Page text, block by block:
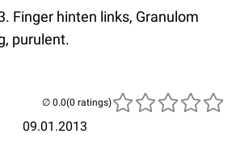
Finger hinten links, Granulom
purulent.
09.01.2013
(0 ratings)